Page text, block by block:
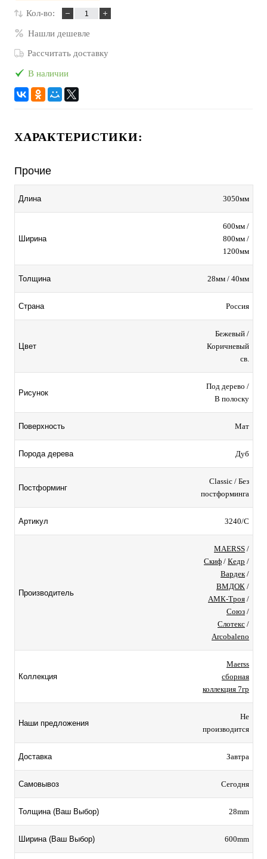
Кол-во:
Нашли дешевле
Рассчитать доставку
В наличии
ХАРАКТЕРИСТИКИ:
Прочие
Длина 3050мм
Ширина
600мм /
800мм /
1200мм
Толщина 28мм / 40мм
Страна Россия
Цвет
Бежевый /
Коричневый
св.
Рисунок
Под дерево /
В полоску
Поверхность Мат
Порода дерева Дуб
Постформинг
Classic / Без
постформинга
Артикул 3240/С
Производитель
MAERSS /
Скиф / Кедр /
Вардек/
ВМДОК /
АМК-Троя /
Союз /
Слотекс /
Arcobaleno
Коллекция
Maerss
сборная
коллекция 7гр
Наши предложения
Не
производится
Доставка Завтра
Самовывоз Сегодня
Толщина (Ваш Выбор) 28mm
Ширина (Ваш Выбор) 600mm